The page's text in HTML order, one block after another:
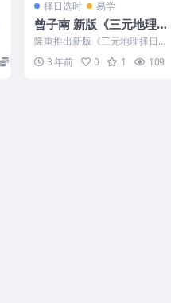
择日选时 易学
曾子南 新版《三元地理择
日讲义》上下册。
隆重推出新版《三元地理择日讲
义》上下册。 Y2308-31
3 年前 0 1 109